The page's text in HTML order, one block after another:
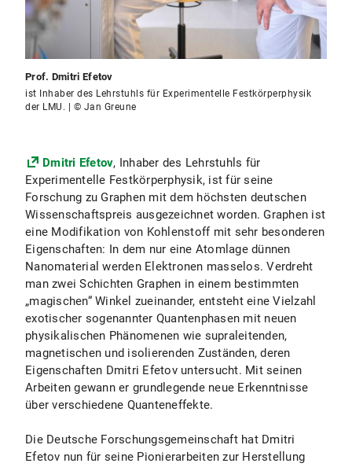
Prof. Dmitri Efetov
ist Inhaber des Lehrstuhls für Experimentelle Festkörperphysik
der LMU. | © Jan Greune
Dmitri Efetov, Inhaber des Lehrstuhls für
Experimentelle Festkörperphysik, ist für seine
Forschung zu Graphen mit dem höchsten deutschen
Wissenschaftspreis ausgezeichnet worden. Graphen ist
eine Modifikation von Kohlenstoff mit sehr besonderen
Eigenschaften: In dem nur eine Atomlage dünnen
Nanomaterial werden Elektronen masselos. Verdreht
man zwei Schichten Graphen in einem bestimmten
„magischen“ Winkel zueinander, entsteht eine Vielzahl
exotischer sogenannter Quantenphasen mit neuen
physikalischen Phänomenen wie supraleitenden,
magnetischen und isolierenden Zuständen, deren
Eigenschaften Dmitri Efetov untersucht. Mit seinen
Arbeiten gewann er grundlegende neue Erkenntnisse
über verschiedene Quanteneffekte.
Die Deutsche Forschungsgemeinschaft hat Dmitri
Efetov nun für seine Pionierarbeiten zur Herstellung